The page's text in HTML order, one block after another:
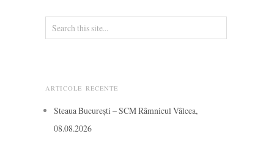
ARTICOLE RECENTE
Steaua București – SCM Râmnicul Vâlcea,
08.08.2026